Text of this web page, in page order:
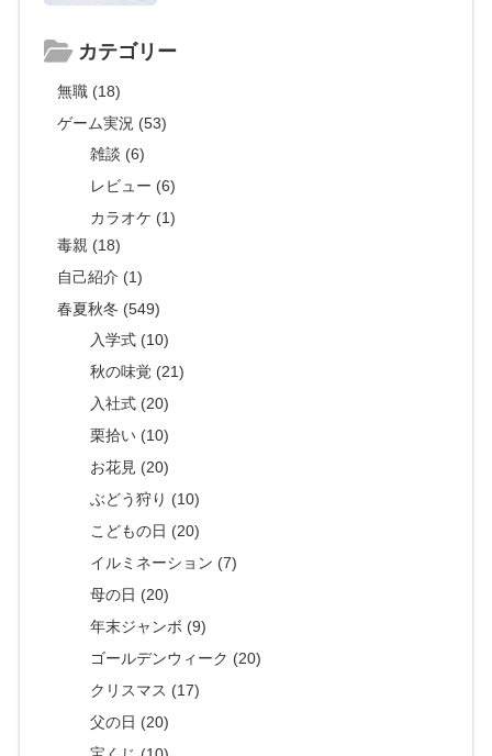
カテゴリー
無職 (18)
ゲーム実況 (53)
雑談 (6)
レビュー (6)
カラオケ (1)
毒親 (18)
自己紹介 (1)
春夏秋冬 (549)
入学式 (10)
秋の味覚 (21)
入社式 (20)
栗拾い (10)
お花見 (20)
ぶどう狩り (10)
こどもの日 (20)
イルミネーション (7)
母の日 (20)
年末ジャンボ (9)
ゴールデンウィーク (20)
クリスマス (17)
父の日 (20)